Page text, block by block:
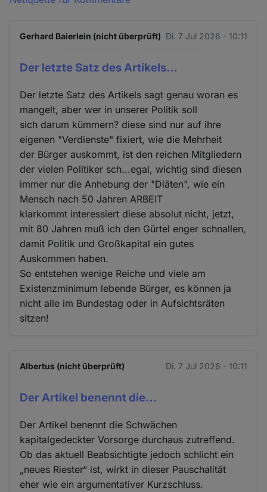
Gerhard Baierlein (nicht überprüft) Di. 7 Jul 2026 - 10:11
Der letzte Satz des Artikels…
Der letzte Satz des Artikels sagt genau woran es
mangelt, aber wer in unserer Politik soll
sich darum kümmern? diese sind nur auf ihre
eigenen "Verdienste" fixiert, wie die Mehrheit
der Bürger auskommt, ist den reichen Mitgliedern
der vielen Politiker sch...egal, wichtig sind diesen
immer nur die Anhebung der "Diäten", wie ein
Mensch nach 50 Jahren ARBEIT
klarkommt interessiert diese absolut nicht, jetzt,
mit 80 Jahren muß ich den Gürtel enger schnallen,
damit Politik und Großkapital ein gutes
Auskommen haben.
So entstehen wenige Reiche und viele am
Existenzminimum lebende Bürger, es können ja
nicht alle im Bundestag oder in Aufsichtsräten
sitzen!
Albertus (nicht überprüft) Di. 7 Jul 2026 - 10:11
Der Artikel benennt die…
Der Artikel benennt die Schwächen
kapitalgedeckter Vorsorge durchaus zutreffend.
Ob das aktuell Beabsichtigte jedoch schlicht ein
„neues Riester“ ist, wirkt in dieser Pauschalität
eher wie ein argumentativer Kurzschluss.